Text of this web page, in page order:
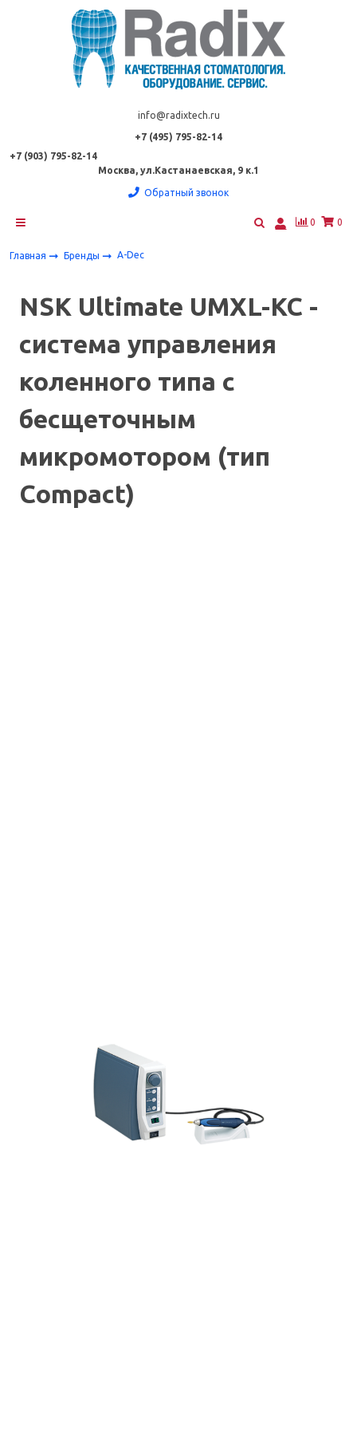
info@radixtech.ru
+7 (495) 795-82-14
+7 (903) 795-82-14
Москва, ул.Кастанаевская, 9 к.1
Обратный звонок
0 0
Главная Бренды A-Dec
NSK Ultimate UMXL-KC -
система управления
коленного типа с
бесщеточным
микромотором (тип
Compact)